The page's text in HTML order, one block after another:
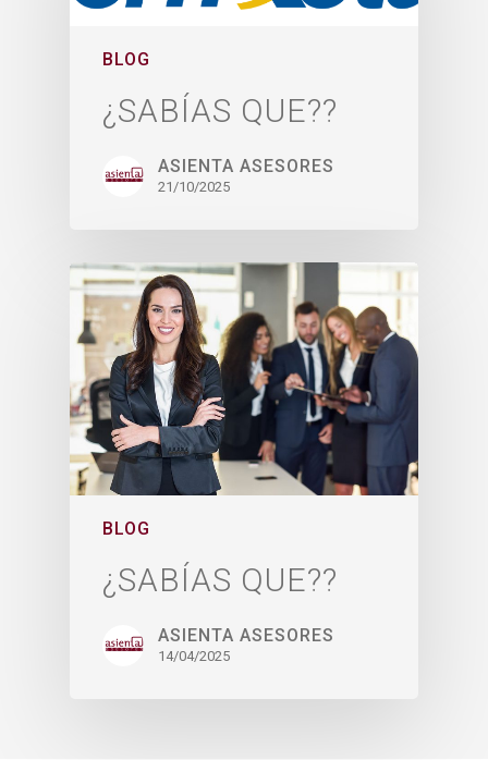
BLOG
¿SABÍAS QUE??
ASIENTA ASESORES
21/10/2025
BLOG
¿SABÍAS QUE??
ASIENTA ASESORES
14/04/2025